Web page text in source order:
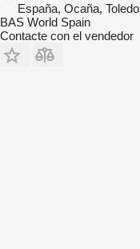
España, Ocaña, Toledo
BAS World Spain
Contacte con el vendedor